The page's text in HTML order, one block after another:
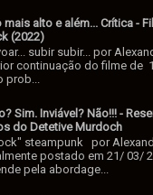
mais alto e além... Crítica -
(2022)
subir subir... por
continuação do filme de
prob...
Sim. Inviável? Não!!! -
do Detetive Murdoch
steampunk por
postado em 21/ 03/
pela abordage...